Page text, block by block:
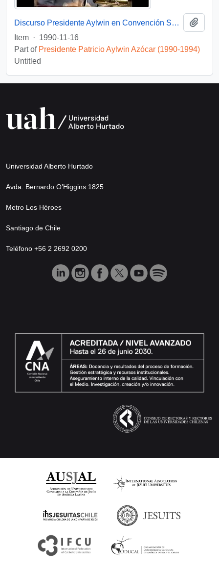
Discurso Presidente Aylwin en Convención Santiago: Video
Item · 1990-11-16
Part of Presidente Patricio Aylwin Azócar (1990-1994)
Untitled
Universidad Alberto Hurtado
Avda. Bernardo O’Higgins 1825
Metro Los Héroes
Santiago de Chile
Teléfono +56 2 2692 0200